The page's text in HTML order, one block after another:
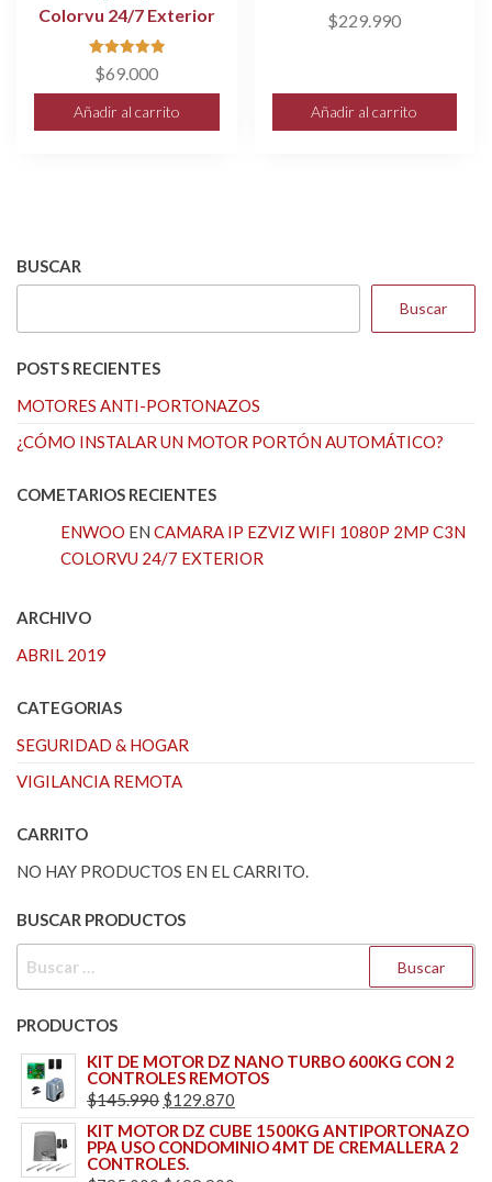
Colorvu 24/7 Exterior
Valorado
con
5.00
de 5
$69.000
Añadir al carrito
$229.990
Añadir al carrito
BUSCAR
Buscar
POSTS RECIENTES
MOTORES ANTI-PORTONAZOS
¿CÓMO INSTALAR UN MOTOR PORTÓN AUTOMÁTICO?
COMETARIOS RECIENTES
ENWOO EN CAMARA IP EZVIZ WIFI 1080P 2MP C3N
COLORVU 24/7 EXTERIOR
ARCHIVO
ABRIL 2019
CATEGORIAS
SEGURIDAD & HOGAR
VIGILANCIA REMOTA
CARRITO
NO HAY PRODUCTOS EN EL CARRITO.
BUSCAR PRODUCTOS
PRODUCTOS
KIT DE MOTOR DZ NANO TURBO 600KG CON 2
CONTROLES REMOTOS
$145.990 EL
PRECIO
ORIGINAL
ERA:
$129.870
PRECIO
ACTUAL
KIT MOTOR DZ CUBE 1500KG ANTIPORTONAZO
PPA USO CONDOMINIO 4MT DE CREMALLERA 2
CONTROLES.